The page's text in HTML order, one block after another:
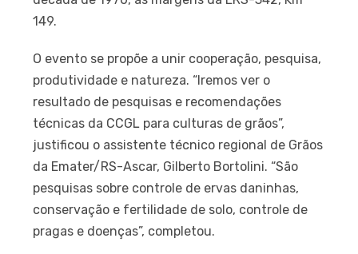
149.
O evento se propõe a unir cooperação, pesquisa,
produtividade e natureza. “Iremos ver o
resultado de pesquisas e recomendações
técnicas da CCGL para culturas de grãos”,
justificou o assistente técnico regional de Grãos
da Emater/RS-Ascar, Gilberto Bortolini. “São
pesquisas sobre controle de ervas daninhas,
conservação e fertilidade de solo, controle de
pragas e doenças”, completou.